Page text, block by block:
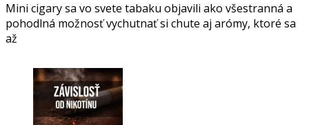
Mini cigary sa vo svete tabaku objavili ako všestranná a
pohodlná možnosť vychutnať si chute aj arómy, ktoré sa
až